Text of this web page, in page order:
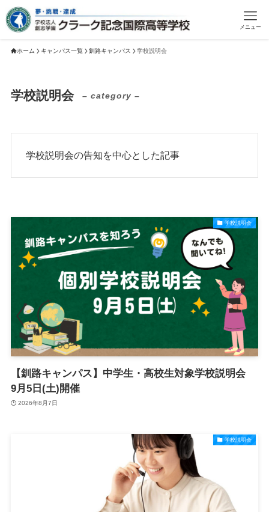
メニュー
ホーム キャンパス一覧 釧路キャンパス 学校説明会
学校説明会 – category –
学校説明会の告知を中心とした記事
学校説明会
【釧路キャンパス】中学生・高校生対象学校説明会
9月5日(土)開催
2026年8月7日
学校説明会